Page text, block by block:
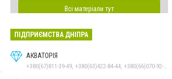
Всі матеріали тут
ПІДПРИЄМСТВА ДНІПРА
АКВАТОРІЯ